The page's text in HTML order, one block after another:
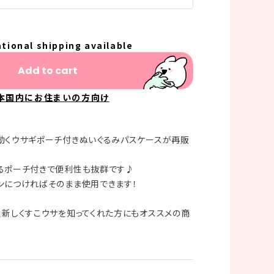
shipping available
Add to cart
国内にお住まいの方向け
ウサギポーチ付きぬいぐるみパスケースが再販
ポーチ付きで便利性も抜群です♪
つければそのまま使用できます！
しくすこウサを知ってくれた方にもオススメの商